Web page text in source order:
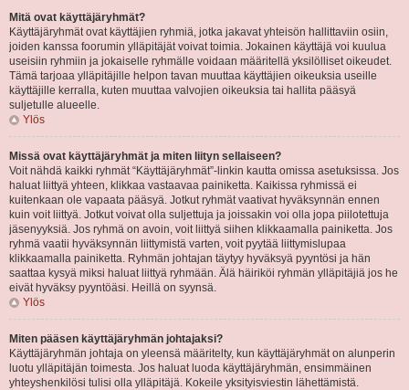
Mitä ovat käyttäjäryhmät?
Käyttäjäryhmät ovat käyttäjien ryhmiä, jotka jakavat yhteisön hallittaviin osiin,
joiden kanssa foorumin ylläpitäjät voivat toimia. Jokainen käyttäjä voi kuulua
useisiin ryhmiin ja jokaiselle ryhmälle voidaan määritellä yksilölliset oikeudet.
Tämä tarjoaa ylläpitäjille helpon tavan muuttaa käyttäjien oikeuksia useille
käyttäjille kerralla, kuten muuttaa valvojien oikeuksia tai hallita pääsyä
suljetulle alueelle.
Ylös
Missä ovat käyttäjäryhmät ja miten liityn sellaiseen?
Voit nähdä kaikki ryhmät “Käyttäjäryhmät”-linkin kautta omissa asetuksissa. Jos
haluat liittyä yhteen, klikkaa vastaavaa painiketta. Kaikissa ryhmissä ei
kuitenkaan ole vapaata pääsyä. Jotkut ryhmät vaativat hyväksynnän ennen
kuin voit liittyä. Jotkut voivat olla suljettuja ja joissakin voi olla jopa piilotettuja
jäsenyyksiä. Jos ryhmä on avoin, voit liittyä siihen klikkaamalla painiketta. Jos
ryhmä vaatii hyväksynnän liittymistä varten, voit pyytää liittymislupaa
klikkaamalla painiketta. Ryhmän johtajan täytyy hyväksyä pyyntösi ja hän
saattaa kysyä miksi haluat liittyä ryhmään. Älä häiriköi ryhmän ylläpitäjiä jos he
eivät hyväksy pyyntöäsi. Heillä on syynsä.
Ylös
Miten pääsen käyttäjäryhmän johtajaksi?
Käyttäjäryhmän johtaja on yleensä määritelty, kun käyttäjäryhmät on alunperin
luotu ylläpitäjän toimesta. Jos haluat luoda käyttäjäryhmän, ensimmäinen
yhteyshenkilösi tulisi olla ylläpitäjä. Kokeile yksityisviestin lähettämistä.